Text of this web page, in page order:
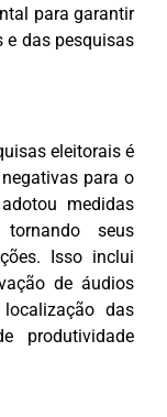
para garantir
e das pesquisas
eleitorais é
para o
medidas
seus
Isso inclui
de áudios
das
produtividade